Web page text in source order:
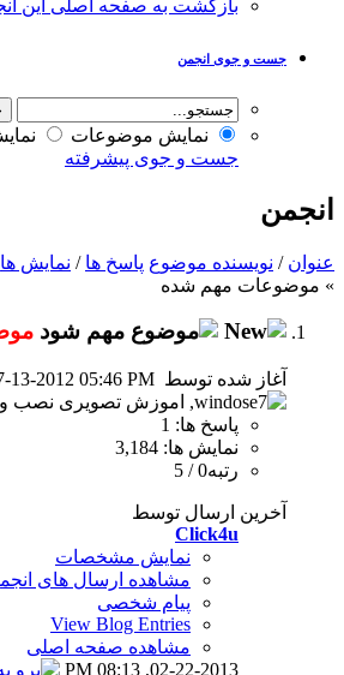
بازگشت به صفحه اصلی این
جست و جوی انجمن
نمایش موضوعات
جست و جوی پیشرفته
انجمن
عنوان / نویسنده موضوع پاسخ ها / نمایش ها
» موضوعات مهم شده
آغاز شده توسط 13-2012 05:46 PM
پاسخ ها: 1
نمایش ها: 3,184
رتبه0 / 5
آخرین ارسال توسط
Click4u
نمایش مشخصات
مشاهده ارسال های
پیام شخصی
View Blog Entries
مشاهده صفحه اصلی
02-22-2013,
08:13 PM